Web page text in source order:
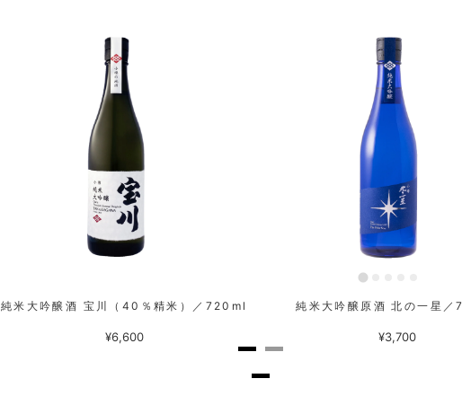
純米大吟醸酒 宝川（40％精米）／720ml
¥6,600
純米大吟醸原酒 北の一星
¥3,700